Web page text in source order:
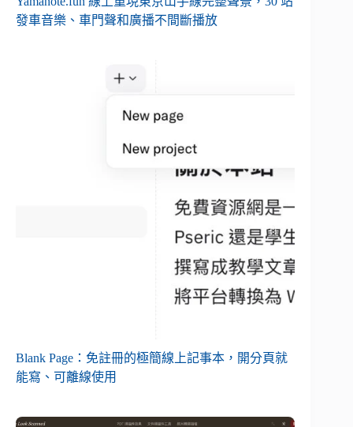
發車音樂、車門聲和廣播不間斷播放
Blank Page：免註冊的極簡線上記事本，開分頁就
能寫、可離線使用